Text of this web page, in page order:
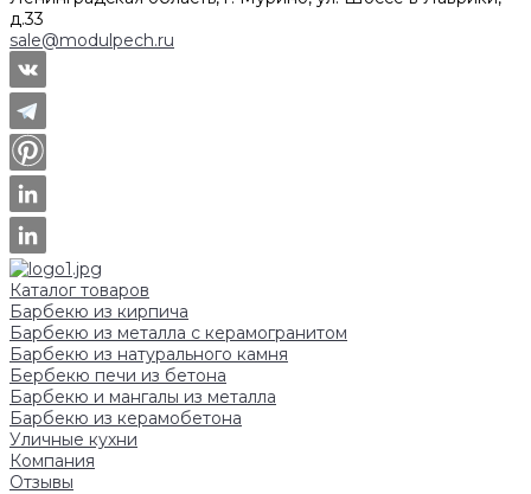
д.33
sale@modulpech.ru
Каталог товаров
Барбекю из кирпича
Барбекю из металла с керамогранитом
Барбекю из натурального камня
Бербекю печи из бетона
Барбекю и мангалы из металла
Барбекю из керамобетона
Уличные кухни
Компания
Отзывы